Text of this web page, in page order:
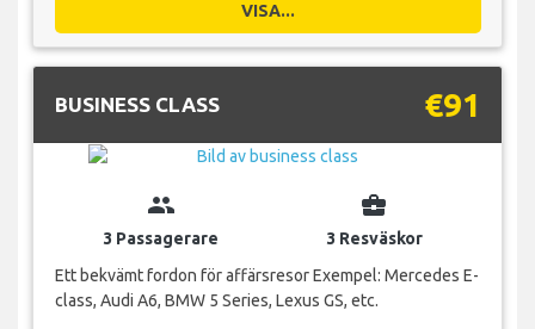
VISA...
BUSINESS CLASS €91
group
3 Passagerare
business_center
3 Resväskor
Ett bekvämt fordon för affärsresor Exempel: Mercedes E-
class, Audi A6, BMW 5 Series, Lexus GS, etc.